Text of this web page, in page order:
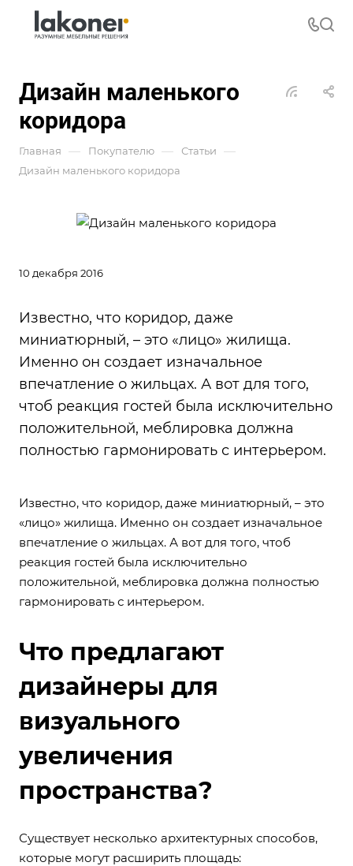
Дизайн маленького
коридора
Главная — Покупателю — Статьи —
Дизайн маленького коридора
10 декабря 2016
Известно, что коридор, даже
миниатюрный, – это «лицо» жилища.
Именно он создает изначальное
впечатление о жильцах. А вот для того,
чтоб реакция гостей была исключительно
положительной, меблировка должна
полностью гармонировать с интерьером.
Известно, что коридор, даже миниатюрный, – это
«лицо» жилища. Именно он создает изначальное
впечатление о жильцах. А вот для того, чтоб
реакция гостей была исключительно
положительной, меблировка должна полностью
гармонировать с интерьером.
Что предлагают
дизайнеры для
визуального
увеличения
пространства?
Существует несколько архитектурных способов,
которые могут расширить площадь: